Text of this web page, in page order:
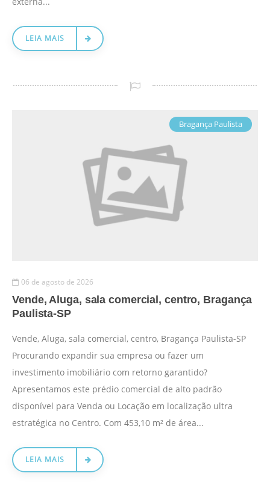
LEIA MAIS
Bragança Paulista
06 de agosto de 2026
Vende, Aluga, sala comercial, centro, Bragança
Paulista-SP
Vende, Aluga, sala comercial, centro, Bragança Paulista-SP ​
Procurando expandir sua empresa ou fazer um
investimento imobiliário com retorno garantido?
Apresentamos este prédio comercial de alto padrão
disponível para Venda ou Locação em localização ultra
estratégica no Centro. ​Com 453,10 m² de área...
LEIA MAIS